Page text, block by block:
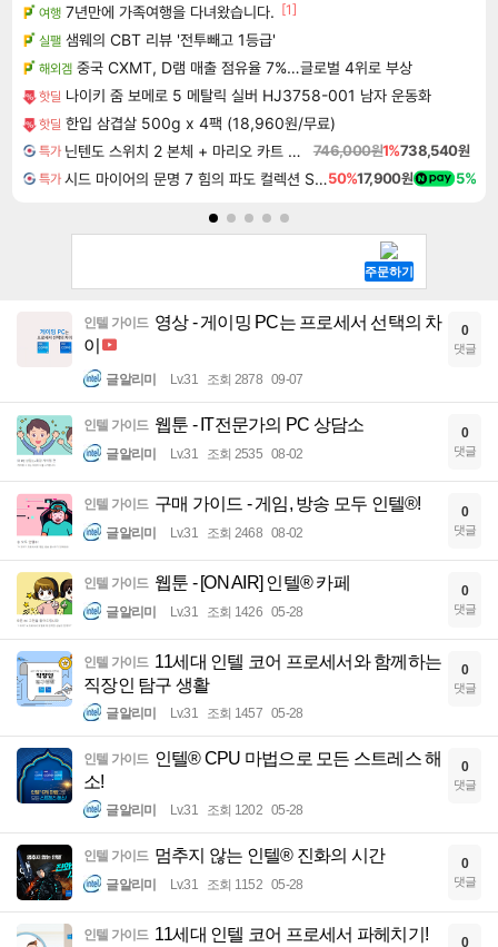
여행 7년만에 가족여행을 다녀왔습니다. [1]
실팰 샘웨의 CBT 리뷰 '전투빼고 1등급'
해외겜 중국 CXMT, D램 매출 점유율 7%…글로벌 4위로 부상
핫딜 나이키 줌 보메로 5 메탈릭 실버 HJ3758-001 남자 운동화
핫딜 한입 삼겹살 500g x 4팩 (18,960원/무료)
특가 닌텐도 스위치 2 본체 + 마리오 카트 월드 746,000원1%738,540원
특가 시드 마이어의 문명 7 힘의 파도 컬렉션 Sid Meier's Civilization VII Tides of Power Collection DLC50%17,900원 5%
인텔 가이드 영상 - 게이밍 PC는 프로세서 선택의 차
이
글알리미 Lv.31 조회 2878 09-07
0
댓글
인텔 가이드 웹툰 - IT전문가의 PC 상담소
글알리미 Lv.31 조회 2535 08-02
0
댓글
인텔 가이드 구매 가이드 - 게임, 방송 모두 인텔®!
글알리미 Lv.31 조회 2468 08-02
0
댓글
인텔 가이드 웹툰 - [ON AIR] 인텔® 카페
글알리미 Lv.31 조회 1426 05-28
0
댓글
인텔 가이드 11세대 인텔 코어 프로세서와 함께하는
직장인 탐구 생활
글알리미 Lv.31 조회 1457 05-28
0
댓글
인텔 가이드 인텔® CPU 마법으로 모든 스트레스 해
소!
글알리미 Lv.31 조회 1202 05-28
0
댓글
인텔 가이드 멈추지 않는 인텔® 진화의 시간
글알리미 Lv.31 조회 1152 05-28
0
댓글
인텔 가이드 11세대 인텔 코어 프로세서 파헤치기! 0